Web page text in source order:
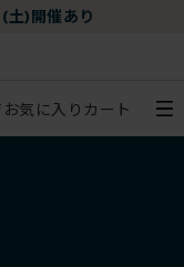
(土)開催あり
お気に入り カート